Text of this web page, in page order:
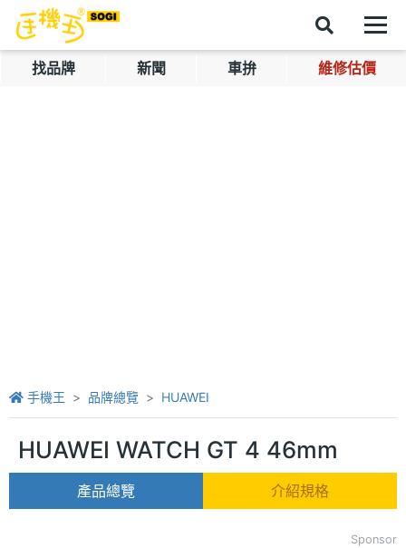
找品牌 新聞 車拚 維修估價
手機王 品牌總覽 HUAWEI
HUAWEI WATCH GT 4 46mm
產品總覽 介紹規格
Sponsor